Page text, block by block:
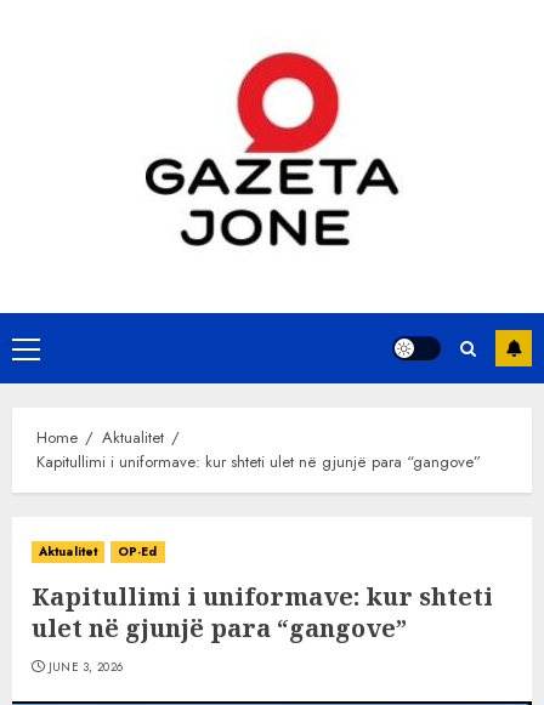
Primary
Menu
Home
Aktualitet
Kapitullimi i uniformave: kur shteti ulet në gjunjë para “gangove”
Aktualitet OP-Ed
Kapitullimi i uniformave: kur shteti
ulet në gjunjë para “gangove”
JUNE 3, 2026